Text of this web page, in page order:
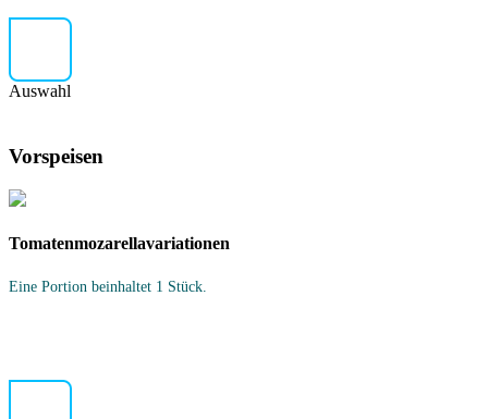
Auswahl
Vorspeisen
Tomatenmozarellavariationen
Eine Portion beinhaltet 1 Stück.